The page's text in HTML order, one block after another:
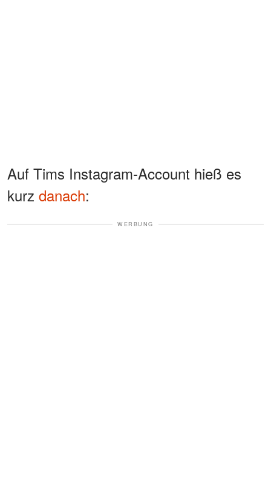
Auf Tims Instagram-Account hieß es
kurz danach:
WERBUNG